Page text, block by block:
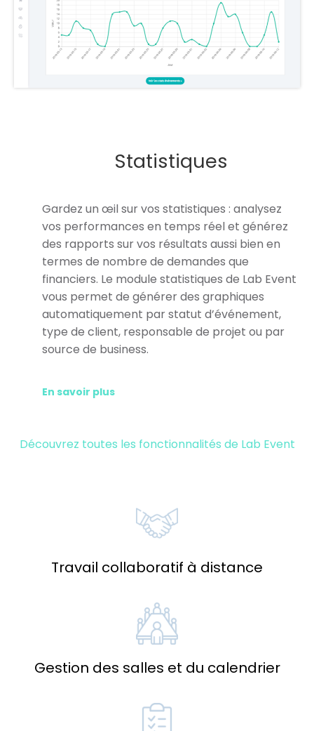
Statistiques
Gardez un œil sur vos statistiques : analysez
vos performances en temps réel et générez
des rapports sur vos résultats aussi bien en
termes de nombre de demandes que
financiers. Le module statistiques de Lab Event
vous permet de générer des graphiques
automatiquement par statut d’événement,
type de client, responsable de projet ou par
source de business.
En savoir plus
Découvrez toutes les fonctionnalités de Lab Event
Travail collaboratif à distance
Gestion des salles et du calendrier